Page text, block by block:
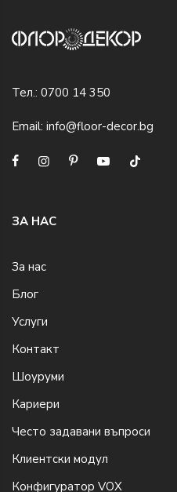
Тел.: 0700 14 350
Email: info@floor-decor.bg
ЗА НАС
За нас
Блог
Услуги
Контакт
Шоуруми
Кариери
Често задавани въпроси
Клиентски модул
Конфигуратор VOX